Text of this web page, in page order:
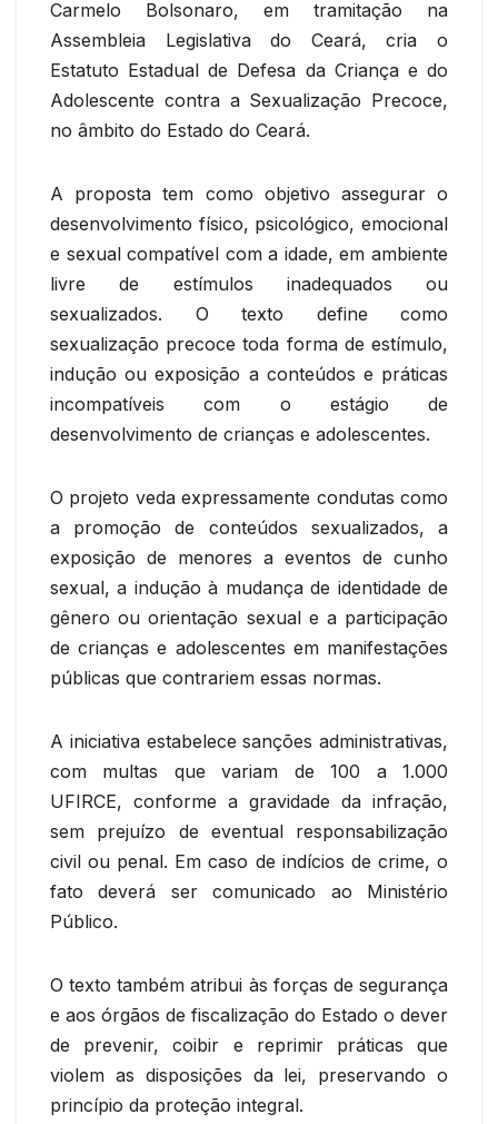
Carmelo Bolsonaro, em tramitação na
Assembleia Legislativa do Ceará, cria o
Estatuto Estadual de Defesa da Criança e do
Adolescente contra a Sexualização Precoce,
no âmbito do Estado do Ceará.
A proposta tem como objetivo assegurar o
desenvolvimento físico, psicológico, emocional
e sexual compatível com a idade, em ambiente
livre de estímulos inadequados ou
sexualizados. O texto define como
sexualização precoce toda forma de estímulo,
indução ou exposição a conteúdos e práticas
incompatíveis com o estágio de
desenvolvimento de crianças e adolescentes.
O projeto veda expressamente condutas como
a promoção de conteúdos sexualizados, a
exposição de menores a eventos de cunho
sexual, a indução à mudança de identidade de
gênero ou orientação sexual e a participação
de crianças e adolescentes em manifestações
públicas que contrariem essas normas.
A iniciativa estabelece sanções administrativas,
com multas que variam de 100 a 1.000
UFIRCE, conforme a gravidade da infração,
sem prejuízo de eventual responsabilização
civil ou penal. Em caso de indícios de crime, o
fato deverá ser comunicado ao Ministério
Público.
O texto também atribui às forças de segurança
e aos órgãos de fiscalização do Estado o dever
de prevenir, coibir e reprimir práticas que
violem as disposições da lei, preservando o
princípio da proteção integral.